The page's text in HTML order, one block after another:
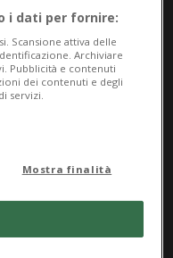
3 mesi
grande
i dati per fornire:
Scansione attiva delle
Archiviare
Pubblicità e contenuti
dei contenuti e degli
servizi.
Mostra finalità